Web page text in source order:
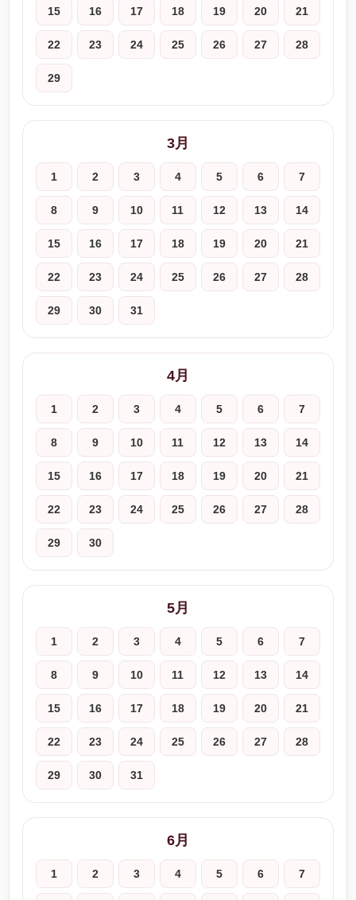
15 16 17 18 19 20 21
22 23 24 25 26 27 28
29
3月
1 2 3 4 5 6 7
8 9 10 11 12 13 14
15 16 17 18 19 20 21
22 23 24 25 26 27 28
29 30 31
4月
1 2 3 4 5 6 7
8 9 10 11 12 13 14
15 16 17 18 19 20 21
22 23 24 25 26 27 28
29 30
5月
1 2 3 4 5 6 7
8 9 10 11 12 13 14
15 16 17 18 19 20 21
22 23 24 25 26 27 28
29 30 31
6月
1 2 3 4 5 6 7